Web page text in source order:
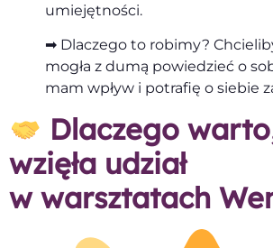
umiejętności.
➡ Dlaczego to robimy?
mogła z dumą powiedzieć o
mam wpływ i potrafię o siebie
Dlaczego
wzięła udział
w warsztatach